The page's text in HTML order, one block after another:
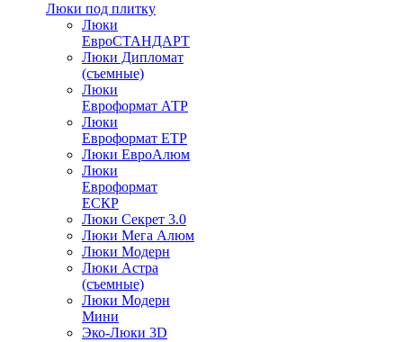
Люки под плитку
Люки
ЕвроСТАНДАРТ
Люки Дипломат
(съемные)
Люки
Евроформат АТР
Люки
Евроформат ЕТР
Люки ЕвроАлюм
Люки
Евроформат
ЕСКР
Люки Секрет 3.0
Люки Мега Алюм
Люки Модерн
Люки Астра
(съемные)
Люки Модерн
Мини
Эко-Люки 3D